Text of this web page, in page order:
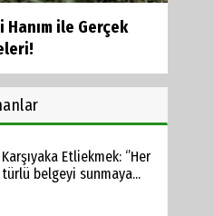
Hanım ile Gerçek
Karşıyaka Etliekmek: ‘’Her
türlü belgeyi sunmaya...